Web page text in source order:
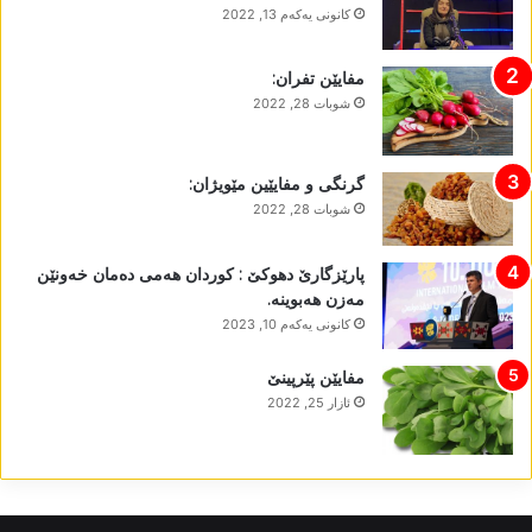
كانونی یه‌كه‌م 13, 2022
مفایێن تفران:
شوبات 28, 2022
گرنگی و مفایێین مێویژان:
شوبات 28, 2022
پارێزگارێ دھوکێ : کوردان ھەمی دەمان خەونێن
مەزن ھەبوینە.
كانونی یه‌كه‌م 10, 2023
مفایێن پێرپینێ
ئازار 25, 2022